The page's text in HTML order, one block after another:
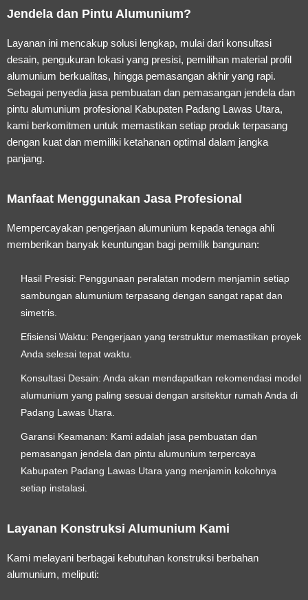
Jendela dan Pintu Alumunium?
Layanan ini mencakup solusi lengkap, mulai dari konsultasi
desain, pengukuran lokasi yang presisi, pemilihan material profil
alumunium berkualitas, hingga pemasangan akhir yang rapi.
Sebagai penyedia jasa pembuatan dan pemasangan jendela dan
pintu alumunium profesional Kabupaten Padang Lawas Utara,
kami berkomitmen untuk memastikan setiap produk terpasang
dengan kuat dan memiliki ketahanan optimal dalam jangka
panjang.
Manfaat Menggunakan Jasa Profesional
Mempercayakan pengerjaan alumunium kepada tenaga ahli
memberikan banyak keuntungan bagi pemilik bangunan:
Hasil Presisi: Penggunaan peralatan modern menjamin setiap
sambungan alumunium terpasang dengan sangat rapat dan
simetris.
Efisiensi Waktu: Pengerjaan yang terstruktur memastikan proyek
Anda selesai tepat waktu.
Konsultasi Desain: Anda akan mendapatkan rekomendasi model
alumunium yang paling sesuai dengan arsitektur rumah Anda di
Padang Lawas Utara.
Garansi Keamanan: Kami adalah jasa pembuatan dan
pemasangan jendela dan pintu alumunium terpercaya
Kabupaten Padang Lawas Utara yang menjamin kokohnya
setiap instalasi.
Layanan Konstruksi Alumunium Kami
Kami melayani berbagai kebutuhan konstruksi berbahan
alumunium, meliputi: